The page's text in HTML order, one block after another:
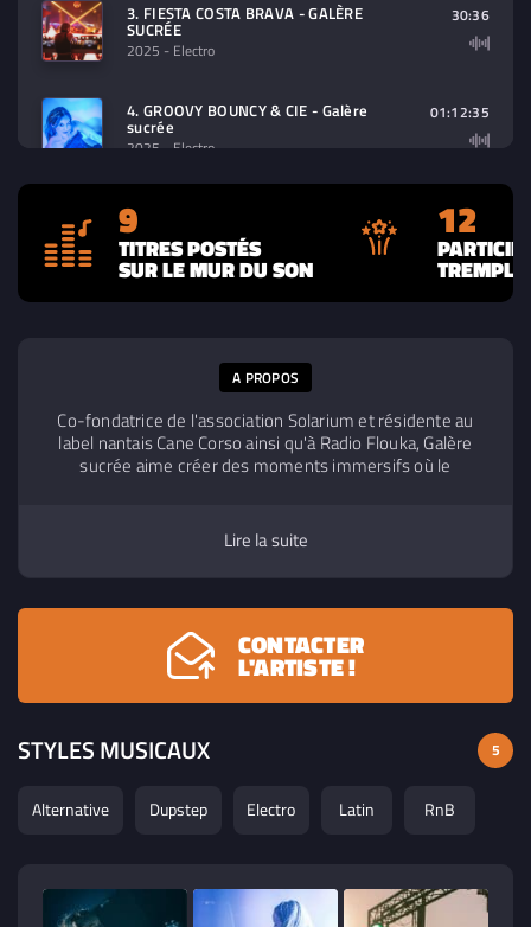
3. FIESTA COSTA BRAVA - GALÈRE
SUCRÉE
2025 - Electro
30:36
4. GROOVY BOUNCY & CIE - Galère
sucrée
2025 - Electro
01:12:35
5. FRACTALE BREAKS - Galère sucrée
2025 - Electro
01:01:26
59:46
sucrée
2025- Electro
sucrée
- Electro
9
TITRES POSTÉS
SUR LE MUR DU SON
12
A PROPOS
Co-fondatrice de l'association Solarium et résidente au
label nantais Cane Corso ainsi qu'à Radio Flouka, Galère
sucrée aime créer des moments immersifs où le
Techno et sonorités latines, elle a déjà enflammé des
scènes emblématiques comme Madame Loyal, Astropolis
et le Dox'Art.
Lire la suite
CONTACTER
L'ARTISTE !
STYLES MUSICAUX 5
Alternative Dupstep Electro Latin RnB